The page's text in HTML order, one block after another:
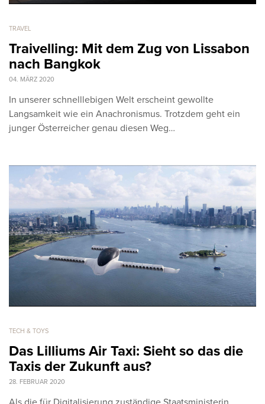
TRAVEL
Traivelling: Mit dem Zug von Lissabon
nach Bangkok
04. MÄRZ 2020
In unserer schnelllebigen Welt erscheint gewollte
Langsamkeit wie ein Anachronismus. Trotzdem geht ein
junger Österreicher genau diesen Weg…
TECH & TOYS
Das Lilliums Air Taxi: Sieht so das die
Taxis der Zukunft aus?
28. FEBRUAR 2020